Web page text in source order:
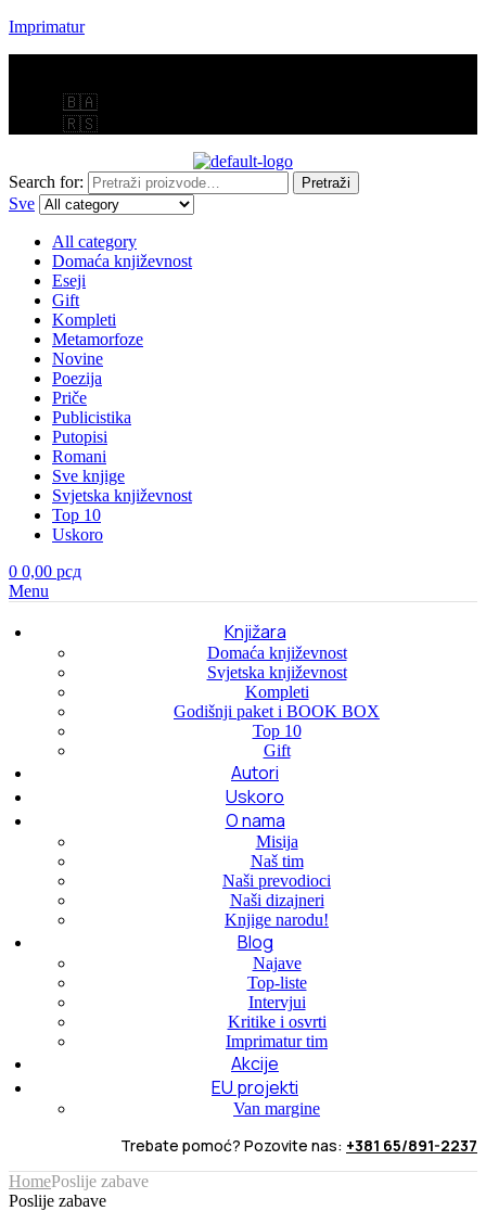
Imprimatur
🇧🇦
🇷🇸
Search for: Pretraži
Sve
All category
Domaća književnost
Eseji
Gift
Kompleti
Metamorfoze
Novine
Poezija
Priče
Publicistika
Putopisi
Romani
Sve knjige
Svjetska književnost
Top 10
Uskoro
0 0,00 рсд
Menu
Knjižara
Domaća književnost
Svjetska književnost
Kompleti
Godišnji paket i BOOK BOX
Top 10
Gift
Autori
Uskoro
O nama
Misija
Naš tim
Naši prevodioci
Naši dizajneri
Knjige narodu!
Blog
Najave
Top-liste
Intervjui
Kritike i osvrti
Imprimatur tim
Akcije
EU projekti
Van margine
Trebate pomoć? Pozovite nas: +381 65/891-2237
HomePoslije zabave
Poslije zabave